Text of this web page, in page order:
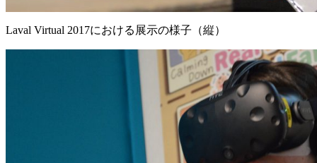
Laval Virtual 2017における展示の様子（縦）